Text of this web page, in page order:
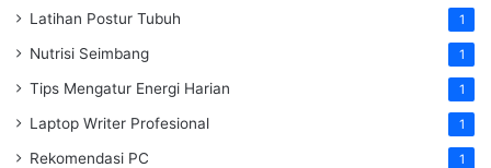
Latihan Postur Tubuh 1
Nutrisi Seimbang 1
Tips Mengatur Energi Harian 1
Laptop Writer Profesional 1
Rekomendasi PC 1